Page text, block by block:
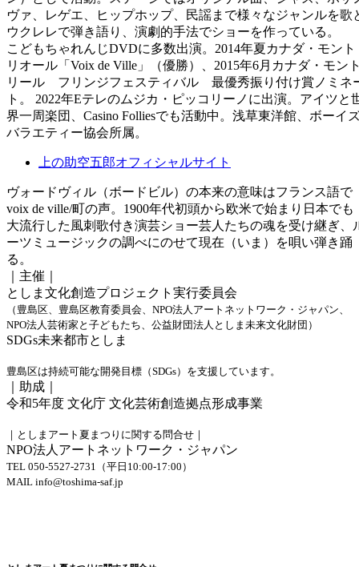
ヴァ、レゲエ、ヒップホップ、民謡まで様々なジャンルを歌
ウクレレで弾き語り、演劇的手法でショーを作っている。
こどもちゃれんじDVDに多数出演。2014年夏カナダ・モント
リオール「Voix de Ville」（優勝）、2015年6月カナダ・モン
リール フリンジフェスティバル 最優秀振り付け賞ノミネ
ト。 2022年Eテレのムジカ・ピッコリーノに出演。アイツと
界一周楽団、Casino Folliesでも活動中。浅草東洋館、ボーイ
バラエティー協会所属。
上の助空五郎オフィシャルサイト
ヴォードヴィル（ボードビル）の本来の意味はフランス語で
voix de ville/町の声。1900年代初頭から欧米で始まり日本でも
大流行した風刺歌付き演芸ショー芸人たちの魂を受け継ぎ、
ーツミュージックの調べにのせて現在（いま）を唄い弾き踊
る。
｜主催｜
としま文化創造プロジェクト実行委員会
（豊島区、豊島区教育委員会、NPO法人アートネットワーク・ジャパン、
NPO法人芸術家と子どもたち、公益財団法人としま未来文化財団）
SDGs未来都市としま
豊島区は持続可能な開発目標（SDGs）を支援しています。
｜助成｜
令和5年度 文化庁 文化芸術創造拠点形成事業
｜としまアート夏まつりに関する問合せ｜
NPO法人アートネットワーク・ジャパン
TEL 050-5527-2731（平日10:00-17:00）
MAIL info@toshima-saf.jp